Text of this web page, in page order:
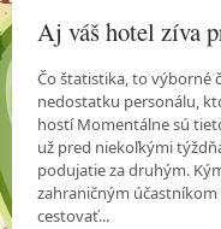
Aj váš hotel zíva
Čo štatistika, to výborné
nedostatku personálu,
hostí Momentálne sú
už pred niekoľkými
podujatie za druhým.
zahraničným
cestovať...